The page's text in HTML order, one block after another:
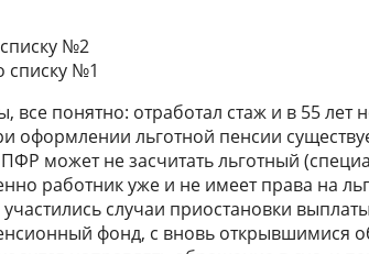
№2
списку №1
все понятно: отработал стаж и в 55
оформлении льготной пенсии
может не засчитать льготный
работник уже и не имеет права на
участились случаи приостановки
фонд, с вновь открывшимися